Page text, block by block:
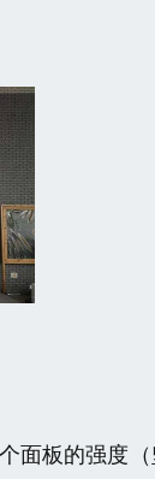
面板的强度